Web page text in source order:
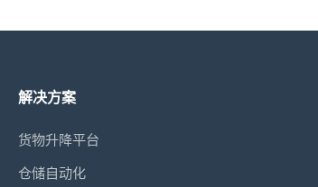
解决方案
货物升降平台
仓储自动化